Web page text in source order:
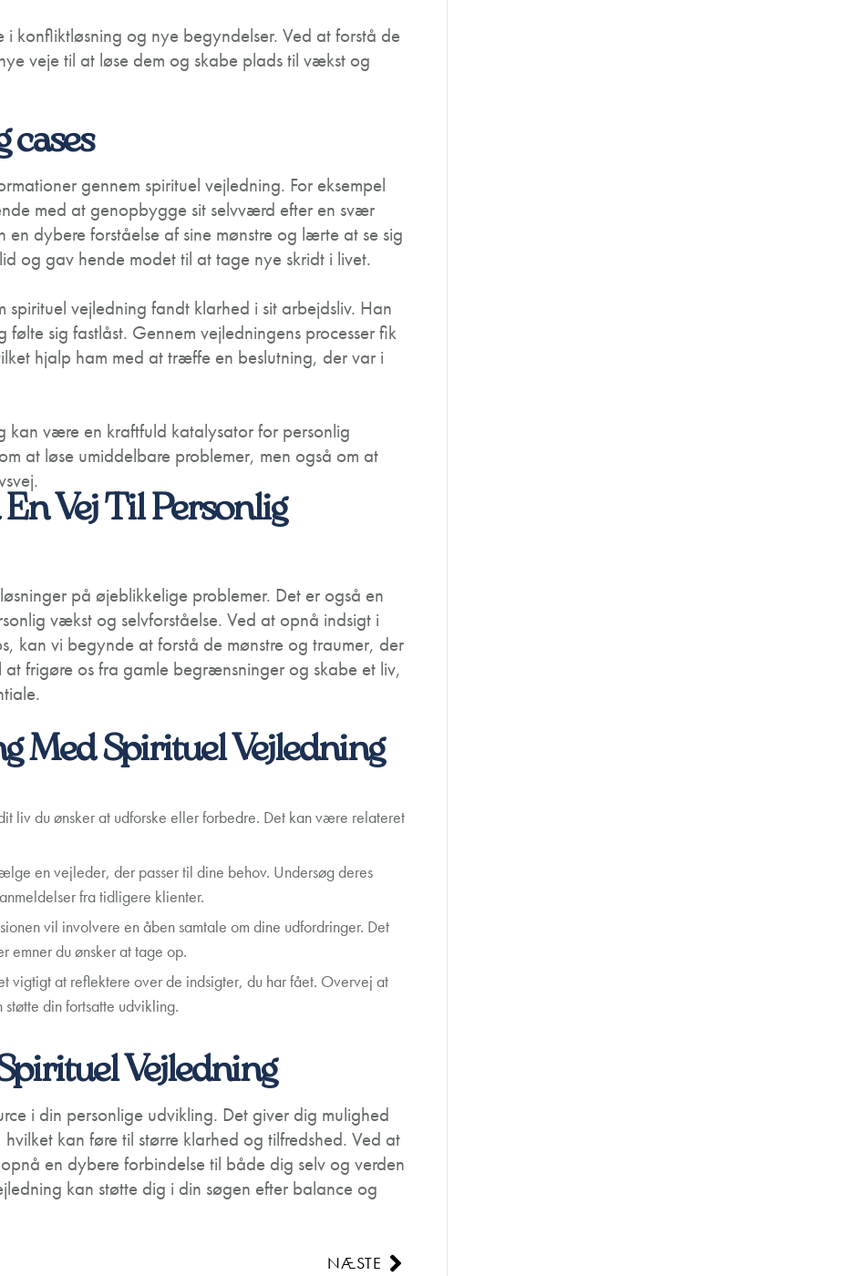
konfliktløsning og nye begyndelser. Ved at forstå de
veje til at løse dem og skabe plads til vækst og
cases
gennem spirituel vejledning. For eksempel
med at genopbygge sit selvværd efter en svær
dybere forståelse af sine mønstre og lærte at se sig
og gav hende modet til at tage nye skridt i livet.
vejledning fandt klarhed i sit arbejdsliv. Han
sig fastlåst. Gennem vejledningens processer fik
hjalp ham med at træffe en beslutning, der var i
kan være en kraftfuld katalysator for personlig
at løse umiddelbare problemer, men også om at
Vej Til Personlig
på øjeblikkelige problemer. Det er også en
vækst og selvforståelse. Ved at opnå indsigt i
kan vi begynde at forstå de mønstre og traumer, der
frigøre os fra gamle begrænsninger og skabe et liv,
Med Spirituel Vejledning
liv du ønsker at udforske eller forbedre. Det kan være relateret
en vejleder, der passer til dine behov. Undersøg deres
fra tidligere klienter.
vil involvere en åben samtale om dine udfordringer. Det
du ønsker at tage op.
vigtigt at reflektere over de indsigter, du har fået. Overvej at
din fortsatte udvikling.
Vejledning
i din personlige udvikling. Det giver dig mulighed
kan føre til større klarhed og tilfredshed. Ved at
en dybere forbindelse til både dig selv og verden
kan støtte dig i din søgen efter balance og
NÆSTE